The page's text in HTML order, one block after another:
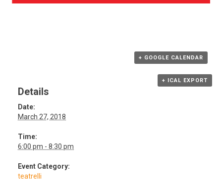
+ GOOGLE CALENDAR
+ ICAL EXPORT
Details
Date:
March 27, 2018
Time:
6:00 pm - 8:30 pm
Event Category:
teatrelli